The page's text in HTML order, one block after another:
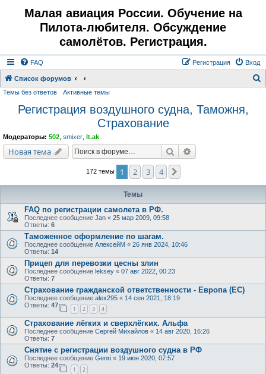
Малая авиация России. Обучение на
Пилота-любителя. Обсуждение
самолётов. Регистрация.
FAQ Вход
Регистрация
Список форумов
Темы без ответов Активные темы
Регистрация воздушного судна, Таможня,
Страхование
Модераторы: 502 smixer lt.ak
Новая тема Поиск
172 темы 1 2 3 4
Темы
FAQ по регистрации самолета в РФ.
Последнее сообщение Jan « 25 мар 2009, 09:58
Ответы: 6
Таможенное оформление по шагам.
Последнее сообщение АлексейМ « 26 янв 2024, 10:46
Ответы: 14
Прицеп для перевозки цесны злин
Последнее сообщение leksey « 07 авг 2022, 00:23
Ответы: 7
Страхование гражданской ответственности - Европа (ЕС)
Последнее сообщение alex295 « 14 сен 2021, 18:19
Ответы: 47
1 2 3 4
Страхование лёгких и сверхлёгких. Альфа
Последнее сообщение Сергей Михайлов « 14 авг 2020, 16:26
Ответы: 7
Снятие с регистрации воздушного судна в РФ
Последнее сообщение Genri « 19 июн 2020, 07:57
Ответы: 24
1 2